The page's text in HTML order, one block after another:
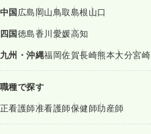
中国広島岡山鳥取島根山口
四国徳島香川愛媛高知
九州・沖縄福岡佐賀長崎熊本大分宮崎
職種で探す
正看護師准看護師保健師助産師